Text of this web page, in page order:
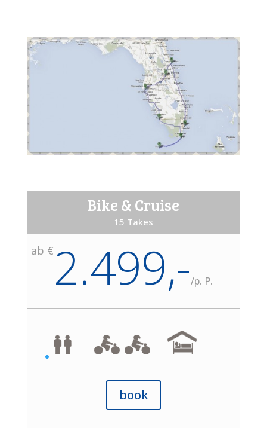
Bike & Cruise
15 Takes
ab € 2.499,-/p. P.
book